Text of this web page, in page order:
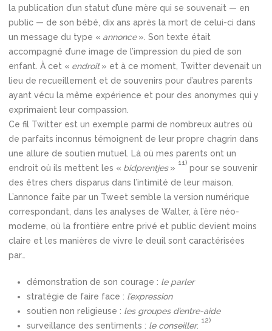
la publication d’un statut d’une mère qui se souvenait — en
public — de son bébé, dix ans après la mort de celui-ci dans
un message du type « annonce». Son texte était
accompagné d’une image de l’impression du pied de son
enfant. À cet « endroit» et à ce moment, Twitter devenait un
lieu de recueillement et de souvenirs pour d’autres parents
ayant vécu la même expérience et pour des anonymes qui y
exprimaient leur compassion.
Ce fil Twitter est un exemple parmi de nombreux autres où
de parfaits inconnus témoignent de leur propre chagrin dans
une allure de soutien mutuel. Là où mes parents ont un
endroit où ils mettent les « bidprentjes»
11)
pour se souvenir
des êtres chers disparus dans l’intimité de leur maison.
L’annonce faite par un Tweet semble la version numérique
correspondant, dans les analyses de Walter, à l’ère néo-
moderne, où la frontière entre privé et public devient moins
claire et les manières de vivre le deuil sont caractérisées
par…
démonstration de son courage : le parler
stratégie de faire face : l’expression
soutien non religieuse : les groupes d’entre-aide
surveillance des sentiments : le conseiller.
12)